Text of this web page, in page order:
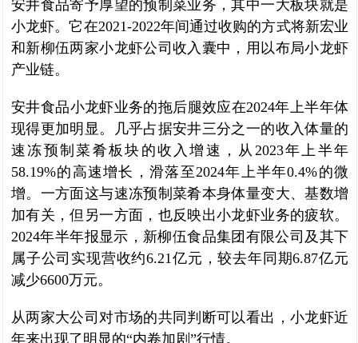
安井食品寄予厚望的预制菜业务，其中一大板块就是
小龙虾。它在2021-2022年间通过收购的方式将新宏业
和新柳伍两家小龙虾公司收入囊中，用以布局小龙虾
产业链。
安井食品小龙虾业务的拖后腿效应在2024年上半年体
现得更加明显。几乎占据安井三分之一的收入体量的
速冻预制菜肴板块的收入增速，从2023年上半年
58.19%的高速增长，滑落至2024年上半年0.4%的微
增。一方面这与速冻预制菜肴本身体量变大、基数增
加有关，但另一方面，也反映出小龙虾业务的疲软。
2024年半年报显示，新柳伍食品集团有限公司及其下
属子公司实现营收约6.21亿元，较去年同期6.87亿元
减少6600万元。
从两家大公司对市场的共同判断可以看出，小龙虾近
年来出现了明显的“内卷加剧”行情。